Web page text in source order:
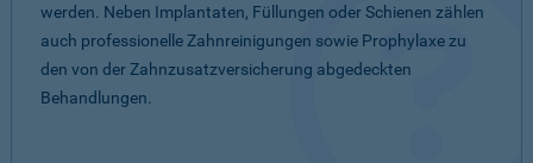
werden. Neben Implantaten, Füllungen oder Schienen zählen
auch professionelle Zahnreinigungen sowie Prophylaxe zu
den von der Zahnzusatzversicherung abgedeckten
Behandlungen.